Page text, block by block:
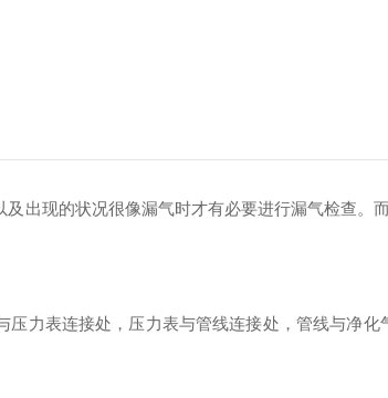
出现的状况很像漏气时才有必要进行漏气检查
表连接处，压力表与管线连接处，管线与净化